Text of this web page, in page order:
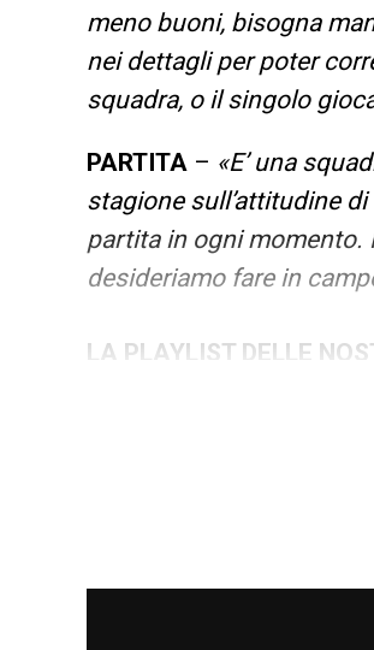
meno buoni, bisogna
nei dettagli per poter
squadra, o il singolo
PARTITA – «E’ una
stagione sull’attitudine
partita in ogni momento.
desideriamo fare in
LA PLAYLIST DELLE